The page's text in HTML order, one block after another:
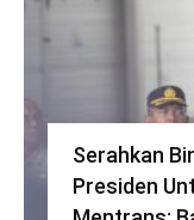
Serahkan
Presiden